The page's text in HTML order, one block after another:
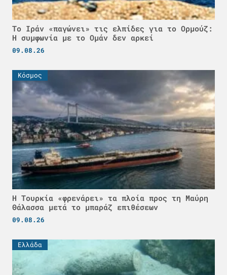
Το Ιράν «παγώνει» τις ελπίδες για το Ορμούζ:
Η συμφωνία με το Ομάν δεν αρκεί
09.08.26
Κόσμος
Η Τουρκία «φρενάρει» τα πλοία προς τη Μαύρη
Θάλασσα μετά το μπαράζ επιθέσεων
09.08.26
Ελλάδα